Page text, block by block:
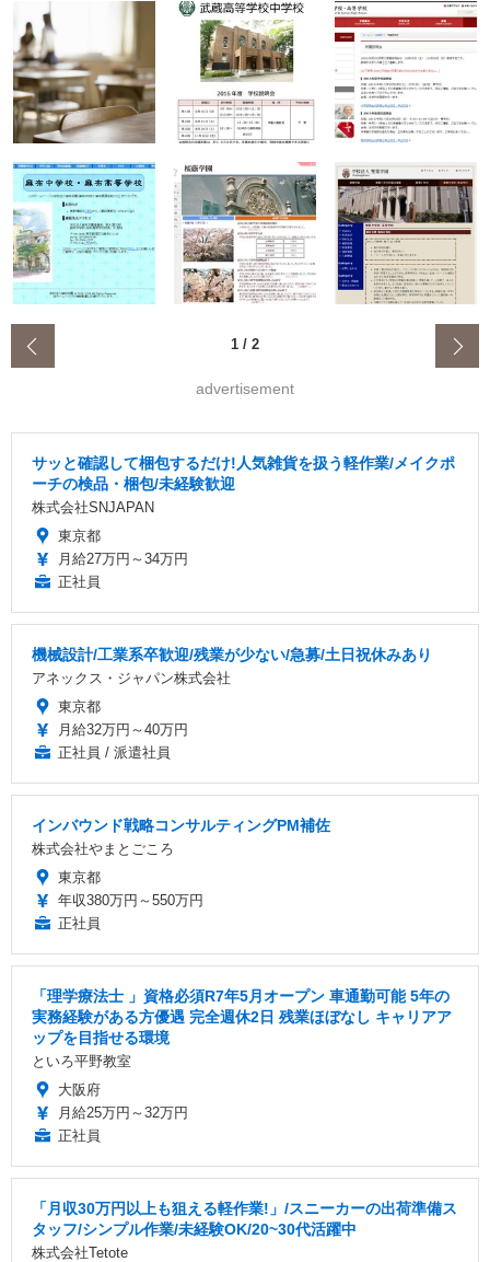
1 / 2
advertisement
サッと確認して梱包するだけ!人気雑貨を扱う軽作業/メイクポ
ーチの検品・梱包/未経験歓迎
株式会社SNJAPAN
東京都
月給27万円～34万円
正社員
機械設計/工業系卒歓迎/残業が少ない/急募/土日祝休みあり
アネックス・ジャパン株式会社
東京都
月給32万円～40万円
正社員 / 派遣社員
インバウンド戦略コンサルティングPM補佐
株式会社やまとごころ
東京都
年収380万円～550万円
正社員
「理学療法士 」資格必須R7年5月オープン 車通勤可能 5年の
実務経験がある方優遇 完全週休2日 残業ほぼなし キャリアア
ップを目指せる環境
といろ平野教室
大阪府
月給25万円～32万円
正社員
「月収30万円以上も狙える軽作業!」/スニーカーの出荷準備ス
タッフ/シンプル作業/未経験OK/20~30代活躍中
株式会社Tetote